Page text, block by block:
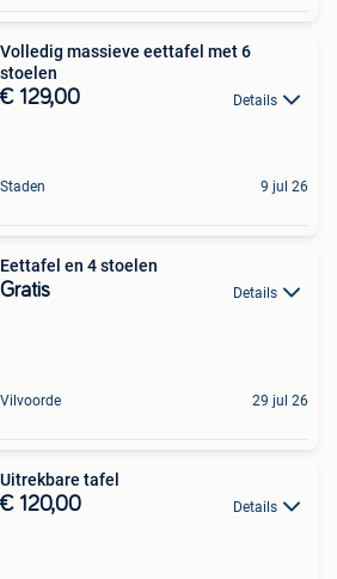
Volledig massieve eettafel met 6
stoelen
€ 129,00 Details
Staden 9 jul 26
Eettafel en 4 stoelen
Gratis Details
Vilvoorde 29 jul 26
Uitrekbare tafel
€ 120,00 Details